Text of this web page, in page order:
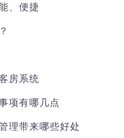
、便捷
房系统
项有哪几点
理带来哪些好处